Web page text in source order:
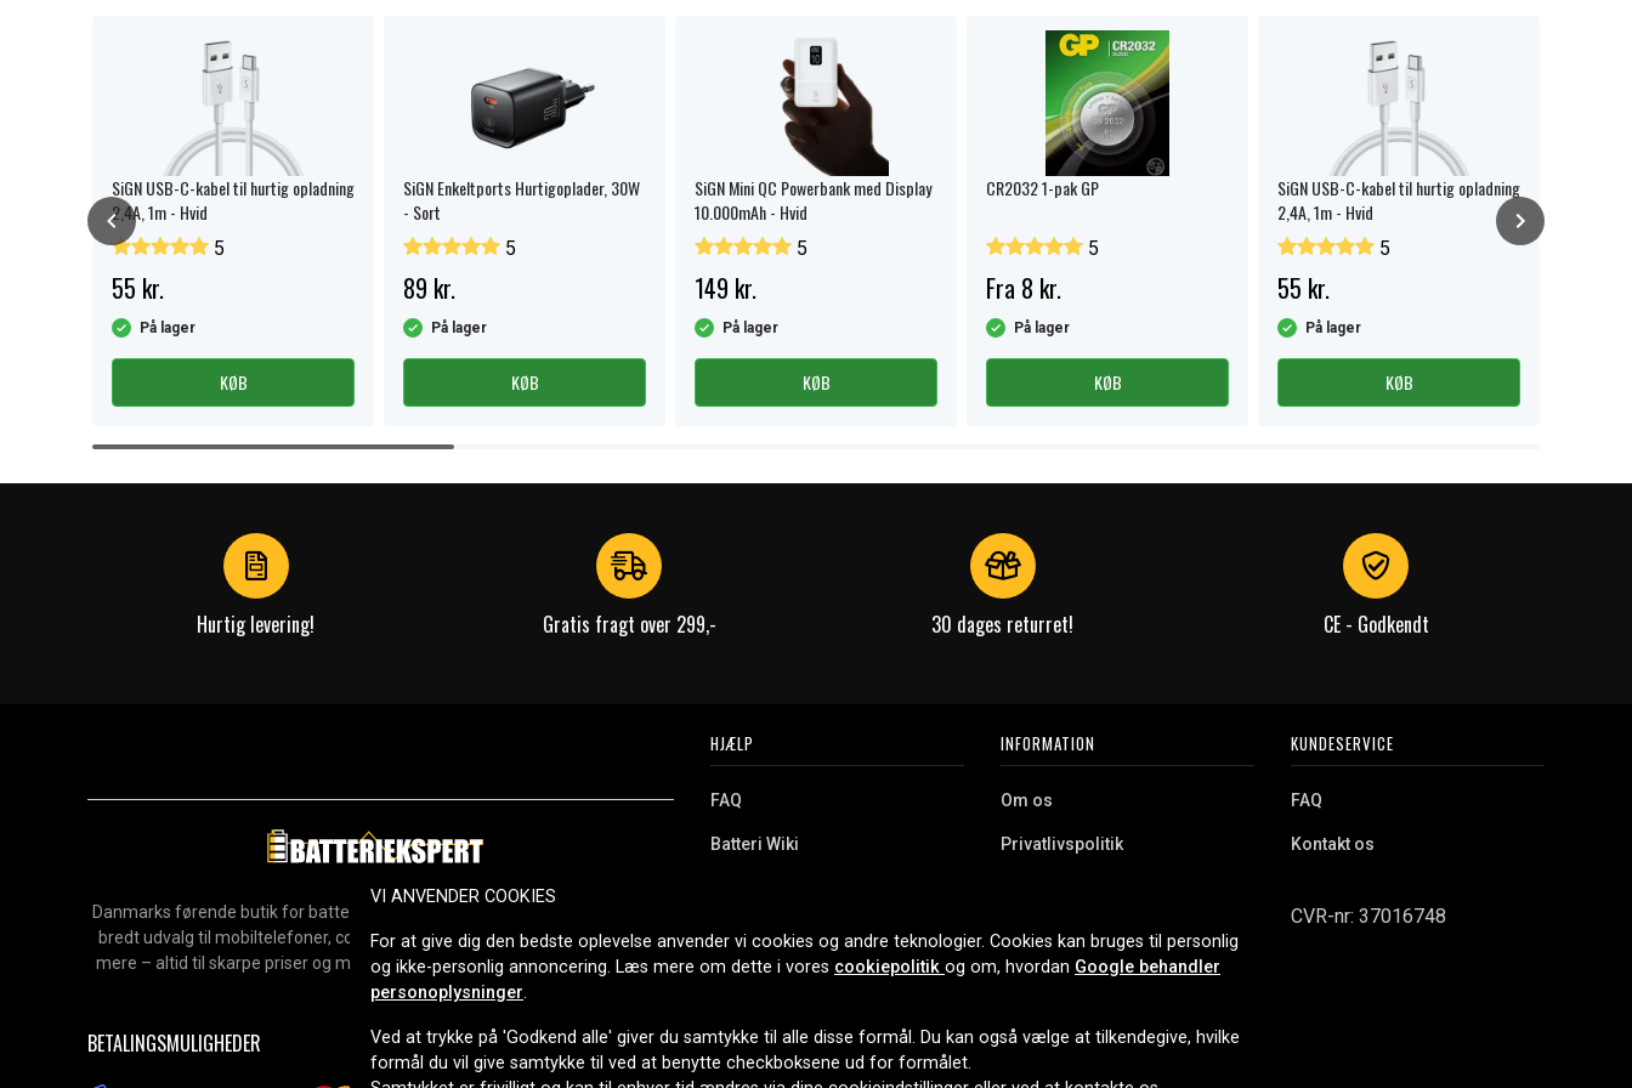
SiGN USB-C-kabel til hurtig opladning
2,4A, 1m - Hvid
5
55 kr.
På lager
KØB
SiGN Enkeltports Hurtigoplader, 30W
- Sort
5
89 kr.
På lager
KØB
SiGN Mini QC Powerbank med Display
10.000mAh - Hvid
5
149 kr.
På lager
KØB
CR2032 1-pak GP
5
Fra 8 kr.
På lager
KØB
SiGN USB-C-kabel til hurtig opladning
2,4A, 1m - Hvid
5
55 kr.
På lager
KØB
Item
Hurtig levering! Gratis fragt over 299,- 30 dages returret! CE - Godkendt
Danmarks førende butik for batterier, opladere og reservedele. Vi tilbyder et
bredt udvalg til mobiltelefoner, computere, værktøj, husholdning og meget
mere – altid til skarpe priser og med hurtig levering. Sikker nethandel siden
2006.
HJÆLP
FAQ
Batteri Wiki
Erhvervskunde
INFORMATION
Om os
Privatlivspolitik
Cookies
KUNDESERVICE
FAQ
Kontakt os
CVR-nr: 37016748
BETALINGSMULIGHEDER LEVERINGSMULIGHEDER
VI ANVENDER COOKIES
For at give dig den bedste oplevelse anvender vi cookies og andre teknologier. Cookies kan bruges til personlig
og ikke-personlig annoncering. Læs mere om dette i vores cookiepolitik og om, hvordan Google behandler
personoplysninger.
Ved at trykke på 'Godkend alle' giver du samtykke til alle disse formål. Du kan også vælge at tilkendegive, hvilke
formål du vil give samtykke til ved at benytte checkboksene ud for formålet.